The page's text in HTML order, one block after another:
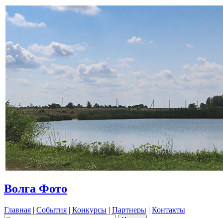
Волга Фото
Главная | События | Конкурсы | Партнеры | Контакты